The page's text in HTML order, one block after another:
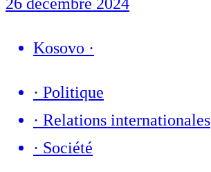
Kosovo ·
· Politique
· Relations internationales
· Société